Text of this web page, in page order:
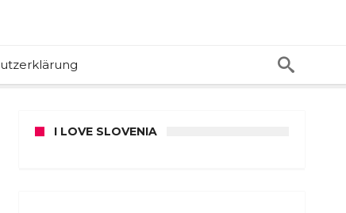
I LOVE SLOVENIA